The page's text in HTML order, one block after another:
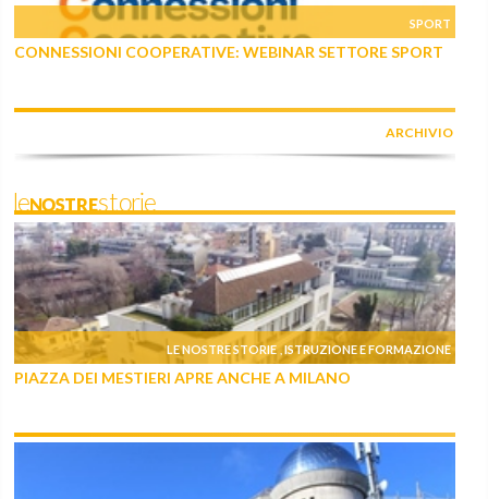
SPORT
CONNESSIONI COOPERATIVE: WEBINAR SETTORE SPORT
ARCHIVIO
leNOSTREstorie
LE NOSTRE STORIE ,ISTRUZIONE E FORMAZIONE
PIAZZA DEI MESTIERI APRE ANCHE A MILANO